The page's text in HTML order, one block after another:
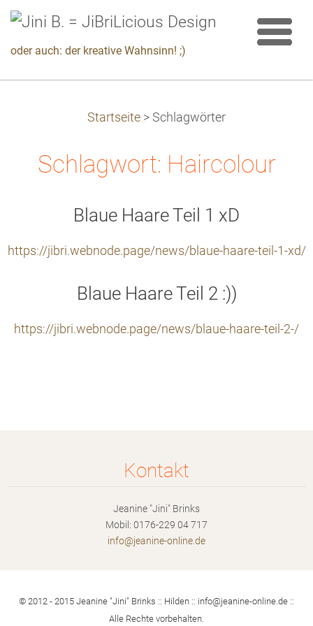
oder auch: der kreative Wahnsinn! ;)
Startseite > Schlagwörter
Schlagwort: Haircolour
Blaue Haare Teil 1 xD
https://jibri.webnode.page/news/blaue-haare-teil-1-xd/
Blaue Haare Teil 2 :))
https://jibri.webnode.page/news/blaue-haare-teil-2-/
Kontakt
Jeanine "Jini" Brinks
Mobil: 0176-229 04 717
info@jeanine-onl ine.de
© 2012 - 2015 Jeanine "Jini" Brinks :: Hilden :: info@jeanine-online.de ::
Alle Rechte vorbehalten.